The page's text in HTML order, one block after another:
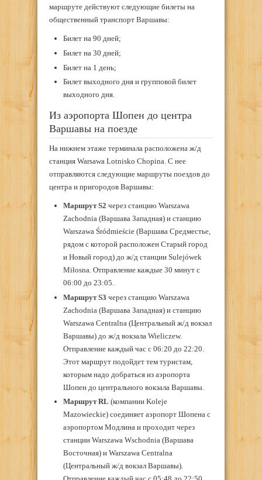
маршруте действуют следующие билеты на
общественный транспорт Варшавы:
Билет на 90 дней;
Билет на 30 дней;
Билет на 1 день;
Билет выходного дня и групповой билет
выходного дня.
Из аэропорта Шопен до центра
Варшавы на поезде
На нижнем этаже терминала расположена ж/д
станция Warsawa Lotnisko Chopina. С нее
отправляются следующие маршруты поездов до
центра и пригородов Варшавы:
Маршрут S2 через станцию Warszawa
Zachodnia (Варшава Западная) и станцию
Warszawa Śródmieście (Варшава Средместье,
рядом с которой расположен Старый город
и Новый город) до ж/д станции Sulejówek
Miłosna. Отправление каждые 30 минут с
06:00 до 23:05.
Маршрут S3 через станцию Warszawa
Zachodnia (Варшава Западная) и станцию
Warszawa Centralna (Центральный ж/д вокзал
Варшавы) до ж/д вокзала Wieliczew.
Отправление каждый час с 06:20 до 22:20.
Этот маршрут подойдет тем туристам,
которым надо добраться из аэропорта
Шопен до центрального вокзала Варшавы.
Маршрут RL (компании Koleje
Mazowieckie) соединяет аэропорт Шопена с
аэропортом Модлина и проходит через
станции Warszawa Wschodnia (Варшава
Восточная) и Warszawa Centralna
(Центральный ж/д вокзал Варшавы).